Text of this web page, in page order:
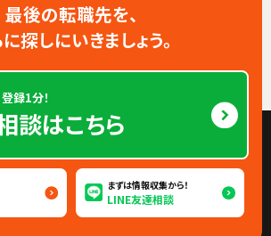
最後の転職先を、
探しにいきましょう。
録1分！
談はこちら
まずは情報収集から！
LINE友達相談